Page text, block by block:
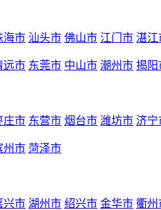
海市 汕头市 佛山市 江门市 湛江
远市 东莞市 中山市 潮州市 揭阳
庄市 东营市 烟台市 潍坊市 济宁
州市 菏泽市
兴市 湖州市 绍兴市 金华市 衢州